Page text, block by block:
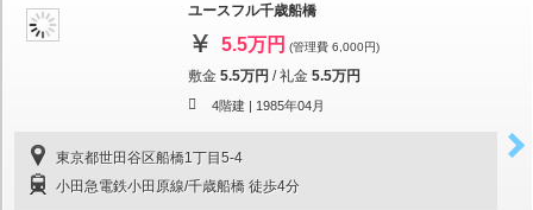
ユースフル千歳船橋
5.5万円 (管理費 6,000円)
敷金 5.5万円 /礼金 5.5万円
4階建 | 1985年04月
東京都世田谷区船橋1丁目5-4
小田急電鉄小田原線/千歳船橋 徒歩4分